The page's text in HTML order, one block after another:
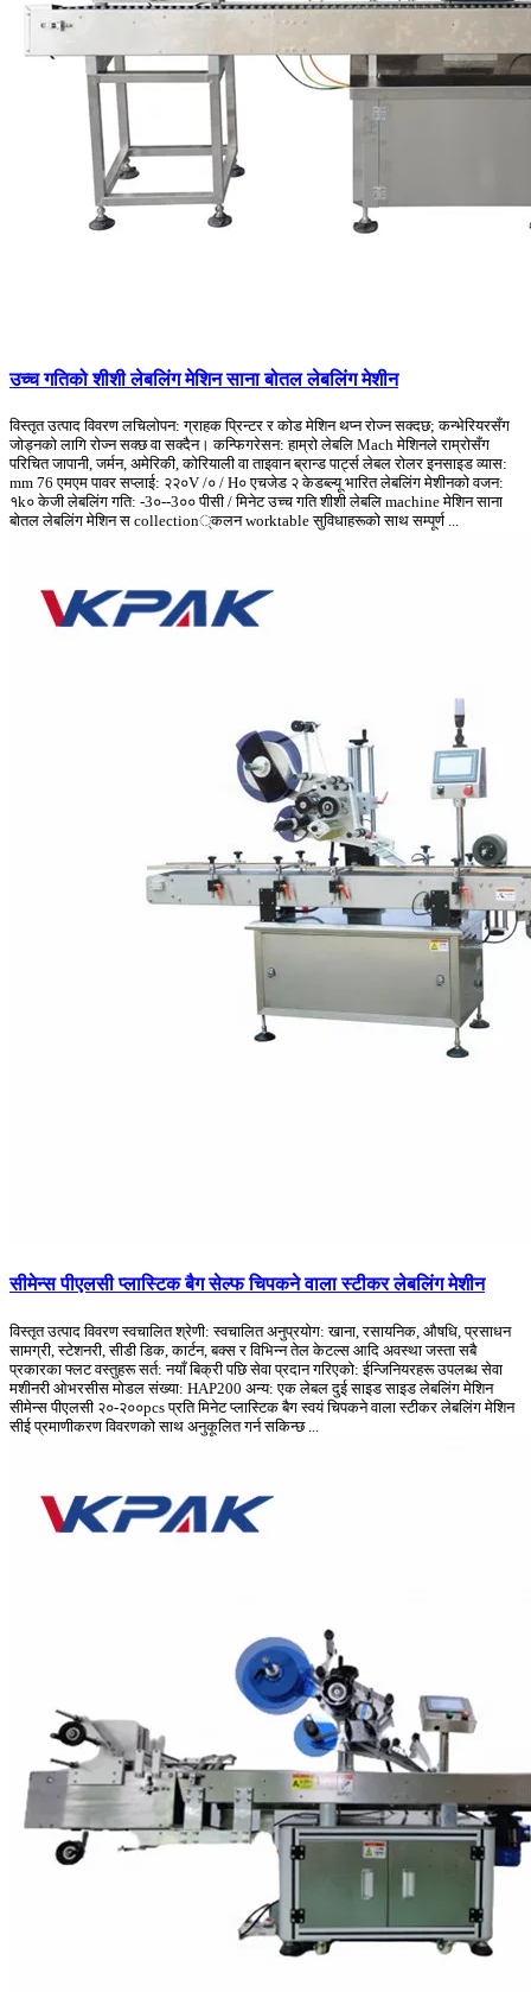
उच्च गतिको शीशी लेबलिंग मेशिन साना बोतल लेबलिंग मेशीन
विस्तृत उत्पाद विवरण लचिलोपन: ग्राहक प्रिन्टर र कोड मेशिन थप्न रोज्न सक्दछ; कन्भेरियरसँग
जोड्नको लागि रोज्न सक्छ वा सक्दैन। कन्फिगरेसन: हाम्रो लेबलि Mach मेशिनले राम्रोसँग
परिचित जापानी, जर्मन, अमेरिकी, कोरियाली वा ताइवान ब्रान्ड पार्ट्स लेबल रोलर इनसाइड व्यास:
mm 76 एमएम पावर सप्लाई: २२०V /० / H० एचजेड २ केडब्ल्यू भारित लेबलिंग मेशीनको वजन:
१k० केजी लेबलिंग गति: -3०--3०० पीसी / मिनेट उच्च गति शीशी लेबलि machine मेशिन साना
बोतल लेबलिंग मेशिन स collection्कलन worktable सुविधाहरूको साथ सम्पूर्ण ...
सीमेन्स पीएलसी प्लास्टिक बैग सेल्फ चिपकने वाला स्टीकर लेबलिंग मेशीन
विस्तृत उत्पाद विवरण स्वचालित श्रेणी: स्वचालित अनुप्रयोग: खाना, रसायनिक, औषधि, प्रसाधन
सामग्री, स्टेशनरी, सीडी डिक, कार्टन, बक्स र विभिन्न तेल केटल्स आदि अवस्था जस्ता सबै
प्रकारका फ्लट वस्तुहरू सर्त: नयाँ बिक्री पछि सेवा प्रदान गरिएको: ईन्जिनियरहरू उपलब्ध सेवा
मशीनरी ओभरसीस मोडल संख्या: HAP200 अन्य: एक लेबल दुई साइड साइड लेबलिंग मेशिन
सीमेन्स पीएलसी २०-२००pcs प्रति मिनेट प्लास्टिक बैग स्वयं चिपकने वाला स्टीकर लेबलिंग मेशिन
सीई प्रमाणीकरण विवरणको साथ अनुकूलित गर्न सकिन्छ ...